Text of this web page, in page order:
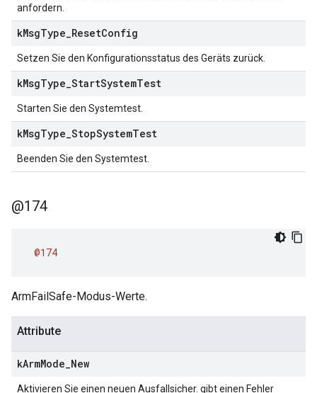
anfordern.
kMsgType ResetConfig
Setzen Sie den Konfigurationsstatus des Geräts zurück.
kMsgType StartSystemTest
Starten Sie den Systemtest.
kMsgType StopSystemTest
Beenden Sie den Systemtest.
@174
@174
ArmFailSafe-Modus-Werte.
Attribute
kArmMode New
Aktivieren Sie einen neuen Ausfallsicher. gibt einen Fehler